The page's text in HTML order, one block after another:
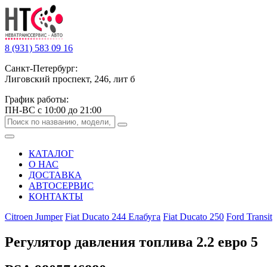
8 (931) 583 09 16
Санкт-Петербург:
Лиговский проспект, 246, лит б
График работы:
ПН-ВС с 10:00 до 21:00
КАТАЛОГ
О НАС
ДОСТАВКА
АВТОСЕРВИС
КОНТАКТЫ
Citroen Jumper Fiat Ducato 244 Елабуга Fiat Ducato 250 Ford Transit
Регулятор давления топлива 2.2 евро 5